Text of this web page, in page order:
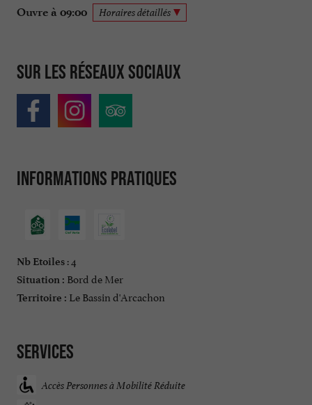
Ouvre à 09:00 Horaires détaillés
Sur les réseaux sociaux
Informations pratiques
Nb Etoiles : 4
Situation : Bord de Mer
Territoire : Le Bassin d'Arcachon
Services
Accès Personnes à Mobilité Réduite